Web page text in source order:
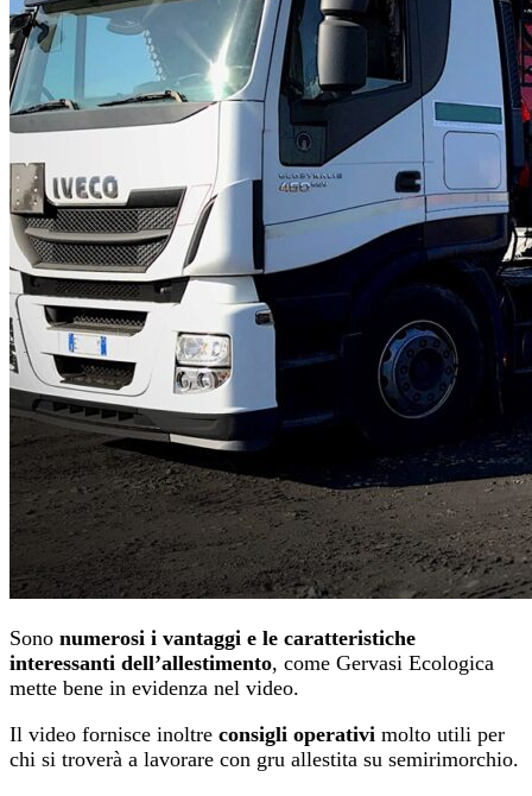
Sono numerosi i vantaggi e le caratteristiche
interessanti dell’allestimento, come Gervasi Ecologica
mette bene in evidenza nel video.
Il video fornisce inoltre consigli operativi molto utili per
chi si troverà a lavorare con gru allestita su semirimorchio.